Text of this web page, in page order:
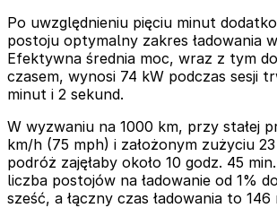
Po uwzględnieniu pięciu minut
postoju optymalny zakres ładowania
Efektywna średnia moc, wraz z tym
czasem, wynosi 74 kW podczas sesji
minut i 2 sekund.
W wyzwaniu na 1000 km, przy stałej
km/h (75 mph) i założonym zużyciu
podróż zajęłaby około 10 godz. 45
liczba postojów na ładowanie od 1%
sześć, a łączny czas ładowania to 146